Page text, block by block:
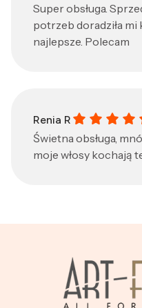
Super obsługa.
potrzeb doradziła
najlepsze. Polecam
Renia R
Renia R gave
Świetna obsługa,
moje włosy kochają